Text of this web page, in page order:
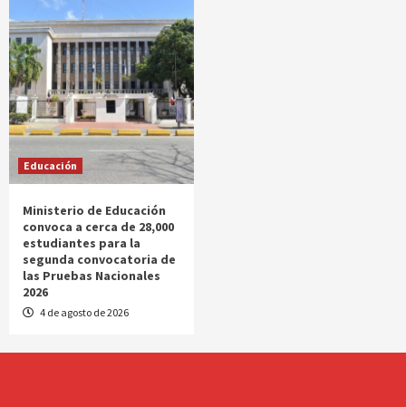
Educación
Ministerio de Educación
convoca a cerca de 28,000
estudiantes para la
segunda convocatoria de
las Pruebas Nacionales
2026
4 de agosto de 2026